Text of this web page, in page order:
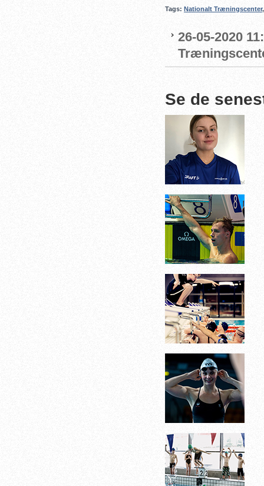
Tags: Nationalt Træningscenter
26-05-2020
Se de